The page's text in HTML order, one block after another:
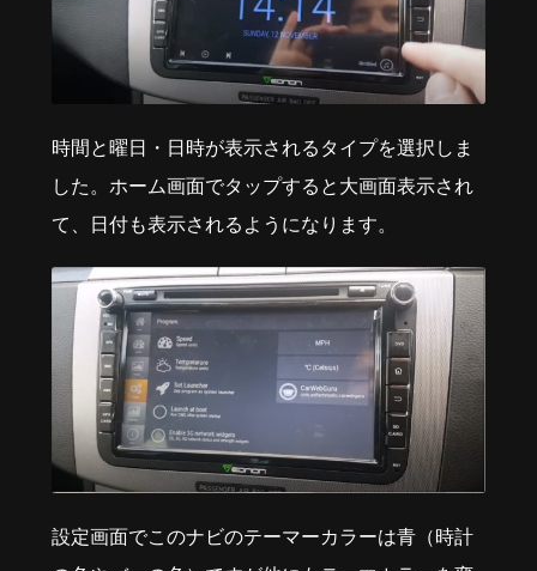
時間と曜日・日時が表示されるタイプを選択しま
した。ホーム画面でタップすると大画面表示され
て、日付も表示されるようになります。
設定画面でこのナビのテーマーカラーは青（時計